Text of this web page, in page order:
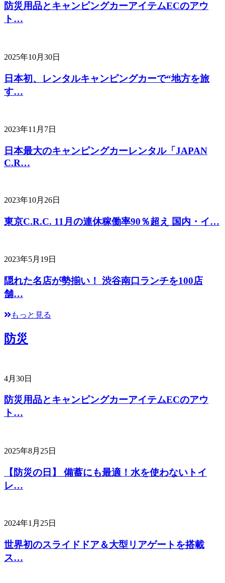
防災用品とキャンピングカーアイテムECのアウ
ト…
2025年10月30日
日本初、レンタルキャンピングカーで“地方を旅
す…
2023年11月7日
日本最大のキャンピングカーレンタル「JAPAN
C.R…
2023年10月26日
東京C.R.C. 11月の連休稼働率90％超え 国内・イ…
2023年5月19日
隠れた名店が勢揃い！ 渋谷南口ランチを100店
舗…
もっと見る
防災
4月30日
防災用品とキャンピングカーアイテムECのアウ
ト…
2025年8月25日
【防災の日】 備蓄にも最適！水を使わないトイ
レ…
2024年1月25日
世界初のスライドドア＆大型リアゲートを搭載
ス…